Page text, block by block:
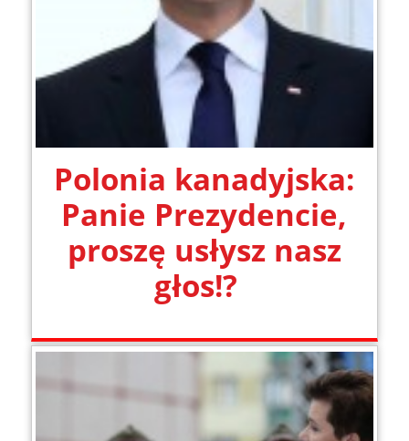
Polonia kanadyjska:
Panie Prezydencie,
proszę usłysz nasz
głos!?